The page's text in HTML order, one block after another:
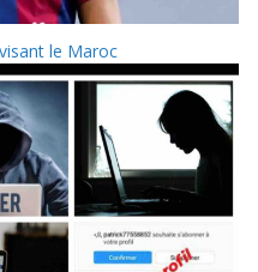
le Maroc